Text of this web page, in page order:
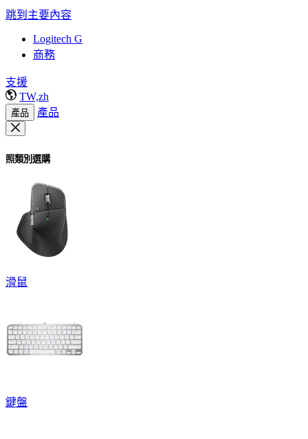
跳到主要內容
Logitech G
商務
支援
TW,zh
產品 產品
照類別選購
滑鼠
鍵盤